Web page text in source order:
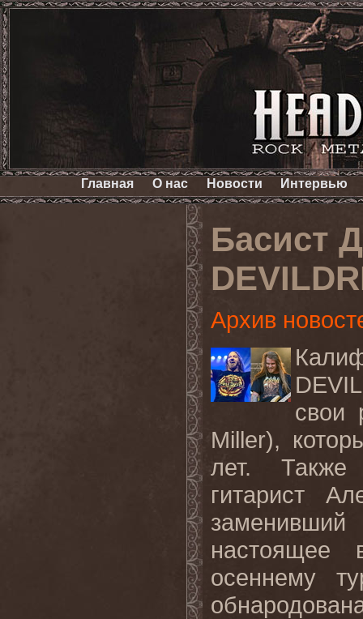
Главная О нас Новости Интервью
Басист
Архив
свои
Miller),
лет.
гитарист
осеннему